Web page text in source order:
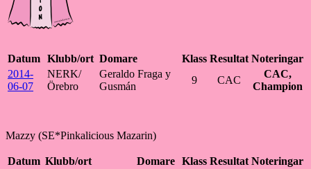
Datum Klubb/ort Domare Klass Resultat Noteringar
2014-
06-07
NERK/
Örebro
Geraldo Fraga y
Gusmán
9 CAC
CAC,
Champion
Mazzy (SE*Pinkalicious Mazarin)
Datum Klubb/ort Domare Klass Resultat Noteringar